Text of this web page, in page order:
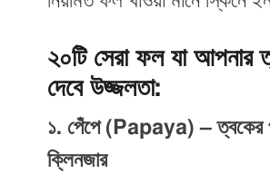
২০টি সেরা ফল যা আপনার
দেবে উজ্জলতা:
১. পেঁপে (Papaya) – ত্বকের
ক্লিনজার